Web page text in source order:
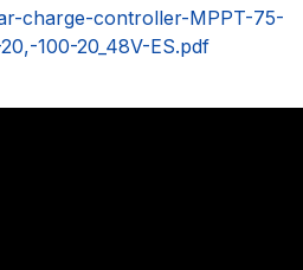
charge-controller-MPPT-75-
100-20_48V-ES.pdf